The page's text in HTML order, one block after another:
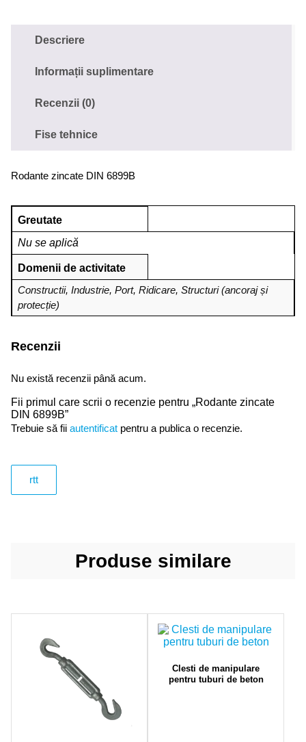
Descriere
Informații suplimentare
Recenzii (0)
Fise tehnice
Rodante zincate DIN 6899B
Greutate
Nu se aplică
Domenii de activitate
Constructii, Industrie, Port, Ridicare, Structuri (ancoraj și
protecție)
Recenzii
Nu există recenzii până acum.
Fii primul care scrii o recenzie pentru „Rodante zincate
DIN 6899B”
Trebuie să fii autentificat pentru a publica o recenzie.
rtt
Produse similare
Clesti de manipulare
pentru tuburi de beton